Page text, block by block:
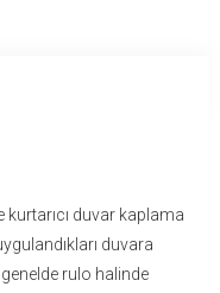
duvar kaplama
duvara
rulo halinde